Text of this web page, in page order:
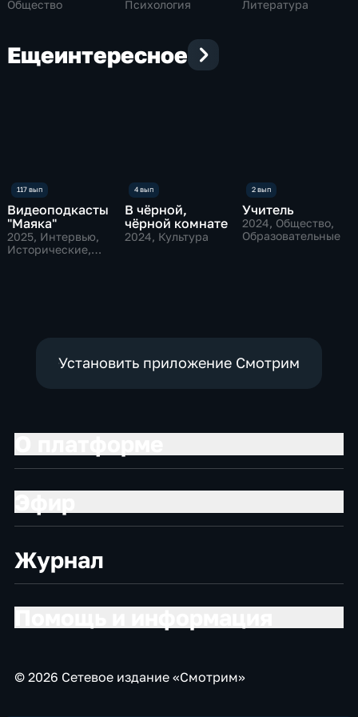
Общество
Психология
Литература
Ещеинтересное
Видеоподкасты
"Маяка"
2025, Интервью,
Исторические,
В чёрной,
чёрной комнате
2024, Культура
Учитель
2024, Общество,
Образовательные
Установить приложение Смотрим
Журнал
© 2026 Сетевое издание «Смотрим»